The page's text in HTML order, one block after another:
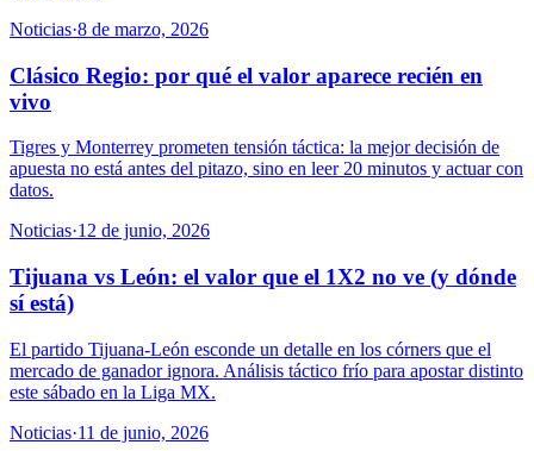
Noticias·8 de marzo, 2026
Clásico Regio: por qué el valor aparece recién en
vivo
Tigres y Monterrey prometen tensión táctica: la mejor decisión de
apuesta no está antes del pitazo, sino en leer 20 minutos y actuar con
datos.
Noticias·12 de junio, 2026
Tijuana vs León: el valor que el 1X2 no ve (y dónde
sí está)
El partido Tijuana-León esconde un detalle en los córners que el
mercado de ganador ignora. Análisis táctico frío para apostar distinto
este sábado en la Liga MX.
Noticias·11 de junio, 2026